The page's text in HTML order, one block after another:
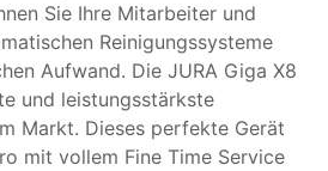
Sie Ihre Mitarbeiter und
Reinigungssysteme
Aufwand. Die JURA Giga X8
und leistungsstärkste
Markt. Dieses perfekte Gerät
mit vollem Fine Time Service